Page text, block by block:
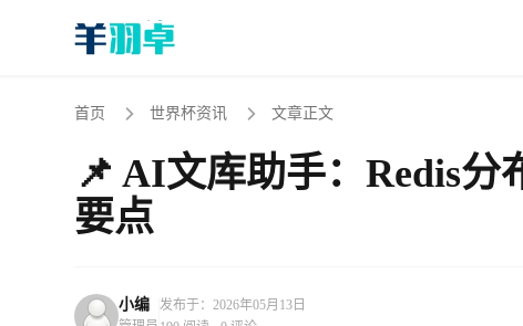
首页 世界杯资讯 文章正文
📌 ​AI文库助手：Redis分
要点
小编
发布于：2026年05月13日